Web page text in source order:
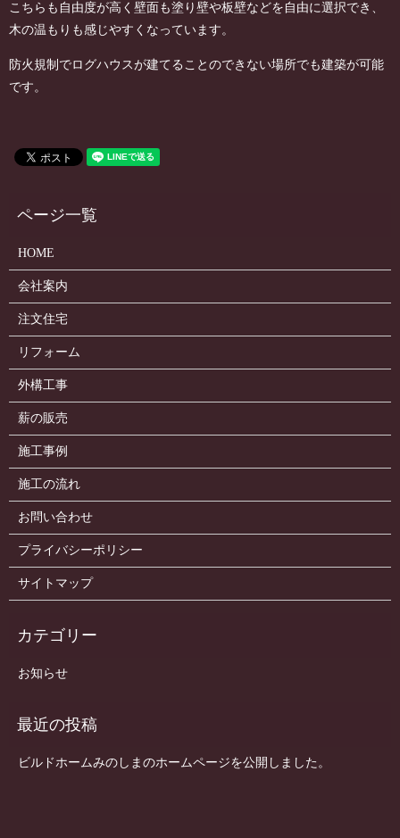
こちらも自由度が高く壁面も塗り壁や板壁などを自由に選択でき、
木の温もりも感じやすくなっています。
防火規制でログハウスが建てることのできない場所でも建築が可能
です。
HOME
会社案内
注文住宅
リフォーム
外構工事
薪の販売
施工事例
施工の流れ
お問い合わせ
プライバシーポリシー
サイトマップ
お知らせ
ビルドホームみのしまのホームページを公開しました。